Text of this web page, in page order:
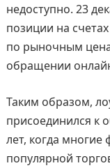
недоступно. 23
позиции на
по рыночным
обращении
Таким образом,
присоединился к
лет, когда многие
популярной